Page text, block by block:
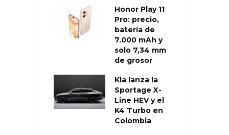
Honor Play 11
Pro: precio,
batería de
7.000 mAh y
solo 7,34 mm
de grosor
Kia lanza la
Sportage X-
Line HEV y el
K4 Turbo en
Colombia